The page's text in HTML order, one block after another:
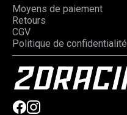
Moyens de paiement
Retours
CGV
Politique de confidentialité